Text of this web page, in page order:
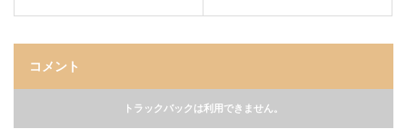
コメント
トラックバックは利用できません。